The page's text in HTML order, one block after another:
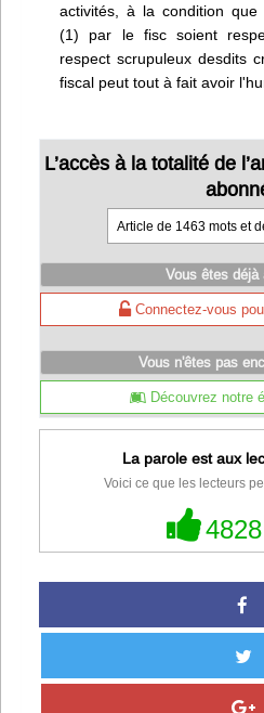
activités, à la condition que
(1) par le fisc soient
respect scrupuleux desdits
fiscal peut tout à fait avoir
L’accès à la totalité de
Article de 1463 mots et
Vous êtes déjà
Connectez-vous
Vous n'êtes pas
Découvrez notre
La parole est aux
Voici ce que les lecteurs
4828